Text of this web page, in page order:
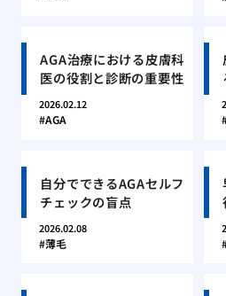
AGA治療における皮膚科
医の役割と診断の重要性
2026.02.12
AGA
自分でできるAGAセルフ
チェックの盲点
2026.02.08
薄毛